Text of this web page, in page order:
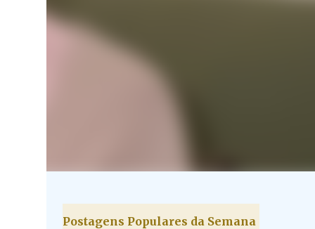
Postagens Populares da Semana